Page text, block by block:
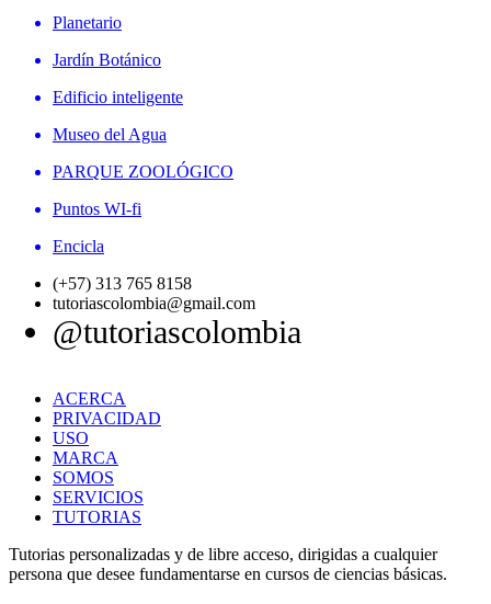
Planetario
Jardín Botánico
Edificio inteligente
Museo del Agua
PARQUE ZOOLÓGICO
Puntos WI-fi
Encicla
(+57) 313 765 8158
tutoriascolombia@gmail.com
@tutoriascolombia
ACERCA
PRIVACIDAD
USO
MARCA
SOMOS
SERVICIOS
TUTORIAS
Tutorias personalizadas y de libre acceso, dirigidas a cualquier
persona que desee fundamentarse en cursos de ciencias básicas.